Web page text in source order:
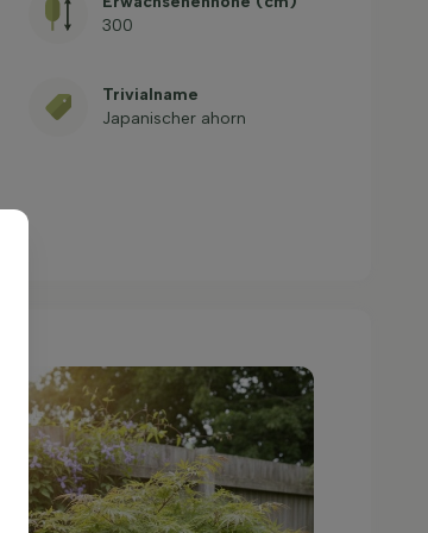
300
Trivialname
Japanischer ahorn